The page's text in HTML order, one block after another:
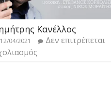
Κανέλλος
12/04/2021
Δεν επιτρέπεται